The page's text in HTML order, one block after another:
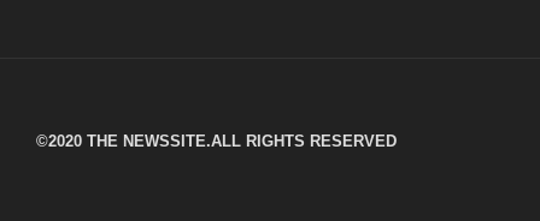
©︎2020 THE NEWSSITE.ALL RIGHTS RESERVED